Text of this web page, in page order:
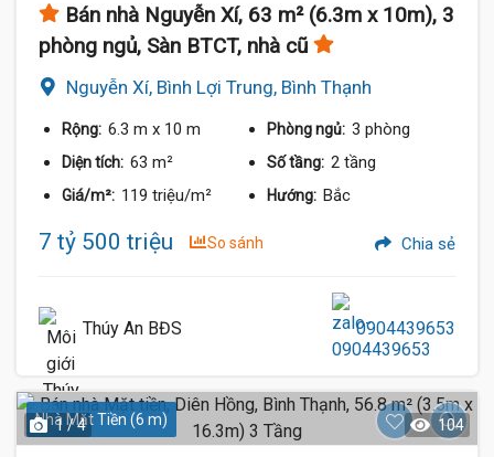
Bán nhà Nguyễn Xí, 63 m² (6.3m x 10m), 3
phòng ngủ, Sàn BTCT, nhà cũ
Nguyễn Xí, Bình Lợi Trung, Bình Thạnh
Rộng: 6.3 m x 10 m Phòng ngủ: 3 phòng
Diện tích: 63 m² Số tầng: 2 tầng
Giá/m²: 119 triệu/m² Hướng: Bắc
7 tỷ 500 triệu So sánh Chia sẻ
Thúy An BĐS 0904439653
Nhà Mặt Tiền (6 m)
1 / 4 104